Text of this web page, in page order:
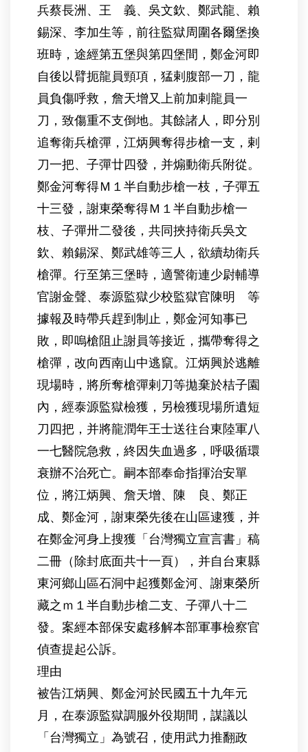
兵蔡長洲、王 義、吳文欽、鄭武龍、賴
錫深、李加生等，前往監獄周圍各爾堡換
班時，途經第五堡與第四堡間，鄭金河即
自後以臂扼龍員頸項，猛剌腹部一刀，龍
員負傷呼救，詹天增又上前加剌龍員一
刀，致傷重不支倒地。其餘諸人，即分別
追奪衛兵槍彈，江炳興奪得步槍一支，剌
刀一把、子彈廿四發，并煽動衛兵附從。
鄭金河奪得Ｍ１半自動步槍一枝，子彈五
十三發，謝東榮奪得Ｍ１半自動步槍一
枝、子彈卅二發後，共同挾持衛兵吳文
欽、賴錫深、鄭武雄等三人，欲續劫衛兵
槍彈。行至第三堡時，適警衛連少尉輔導
官謝金聲、泰源監獄少校監獄官陳明 等
據報及時帶兵趕到制止，鄭金河知事已
敗，即嗚槍阻止謝員等接近，攜帶奪得之
槍彈，改向西南山中逃竄。江炳興於逃離
現場時，將所奪槍彈剌刀等拋棄於桔子園
內，經泰源監獄檢獲，另檢獲現場所遺短
刀四把，并將龍潤年王士送往台東陸軍八
一七醫院急救，終因失血過多，呼吸循環
衰辦不治死亡。嗣本部奉命指揮治安單
位，將江炳興、詹天增、陳 良、鄭正
成、鄭金河，謝東榮先後在山區逮獲，并
在鄭金河身上搜獲「台灣獨立宣言書」稿
二冊（除封底面共十一頁），并自台東縣
東河鄉山區石洞中起獲鄭金河、謝東榮所
藏之ｍ１半自動步槍二支、子彈八十二
發。案經本部保安處移解本部軍事檢察官
偵查提起公訴。
理由
被告江炳興、鄭金河於民國五十九年元
月，在泰源監獄調服外役期間，謀議以
「台灣獨立」為號召，使用武力推翻政